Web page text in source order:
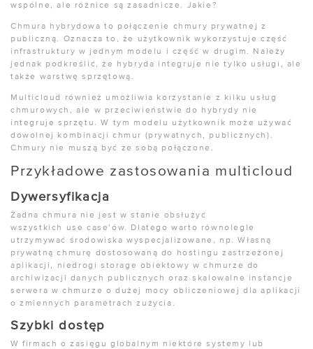
wspólne, ale różnice są zasadnicze. Jakie?
Chmura hybrydowa to połączenie chmury prywatnej z
publiczną. Oznacza to, że użytkownik wykorzystuje część
infrastruktury w jednym modelu i część w drugim. Należy
jednak podkreślić, że hybryda integruje nie tylko usługi, ale
także warstwę sprzętową.
Multicloud również umożliwia korzystanie z kilku usług
chmurowych, ale w przeciwieństwie do hybrydy nie
integruje sprzętu. W tym modelu użytkownik może używać
dowolnej kombinacji chmur (prywatnych, publicznych).
Chmury nie muszą być ze sobą połączone.
Przykładowe zastosowania multicloud
Dywersyfikacja
Żadna chmura nie jest w stanie obsłużyć
wszystkich use case’ów. Dlatego warto równolegle
utrzymywać środowiska wyspecjalizowane, np. Własną
prywatną chmurę dostosowaną do hostingu zastrzeżonej
aplikacji, niedrogi storage obiektowy w chmurze do
archiwizacji danych publicznych oraz skalowalne instancje
serwera w chmurze o dużej mocy obliczeniowej dla aplikacji
o zmiennych parametrach zużycia.
Szybki dostęp
W firmach o zasięgu globalnym niektóre systemy lub